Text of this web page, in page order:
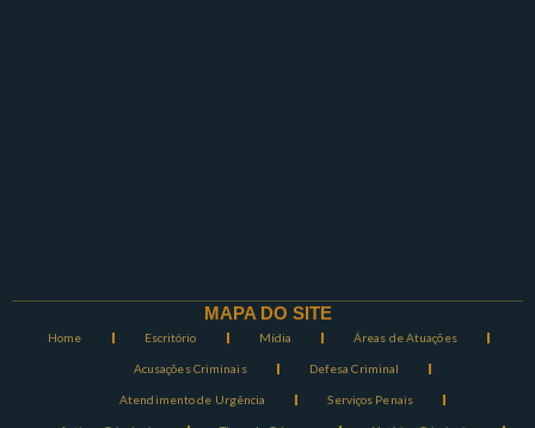
MAPA DO SITE
Home Escritório Mídia Áreas de Atuações
Acusações Criminais Defesa Criminal
Atendimento de Urgência Serviços Penais